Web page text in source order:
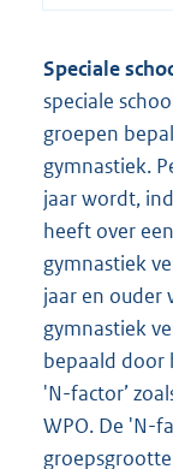
Speciale
speciale
groepen
gymnastiek.
jaar wordt,
heeft over
gymnastiek
jaar en ouder
gymnastiek
bepaald door
'N-factor’
WPO. De 'N-